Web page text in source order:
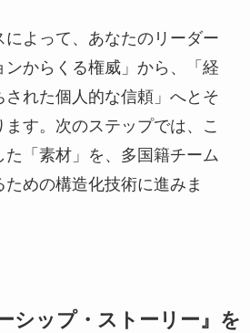
によって、あなたのリーダー
ンからくる権威」から、「経
れた個人的な信頼」へとそ
す。次のステップでは、こ
「素材」を、多国籍チーム
めの構造化技術に進みま
シップ・ストーリー』を